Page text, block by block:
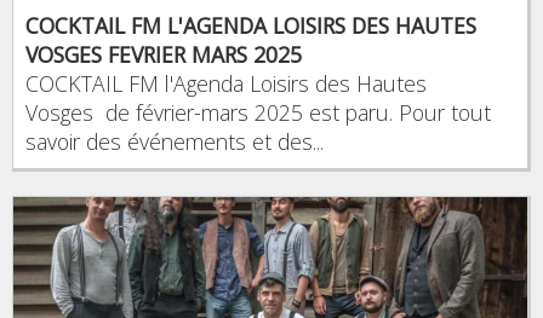
COCKTAIL FM L'AGENDA LOISIRS DES HAUTES
VOSGES FEVRIER MARS 2025
COCKTAIL FM l'Agenda Loisirs des Hautes
Vosges de février-mars 2025 est paru. Pour tout
savoir des événements et des...